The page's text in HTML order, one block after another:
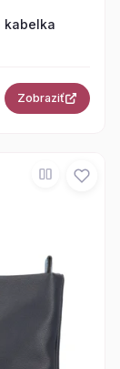
Zobraziť